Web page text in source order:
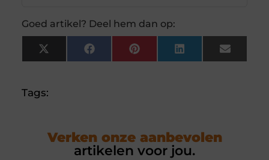
Goed artikel? Deel hem dan op:
X
(Twitter)
FacebookPinterestLinkedInEmail
Tags:
Verken onze aanbevolen
artikelen voor jou.